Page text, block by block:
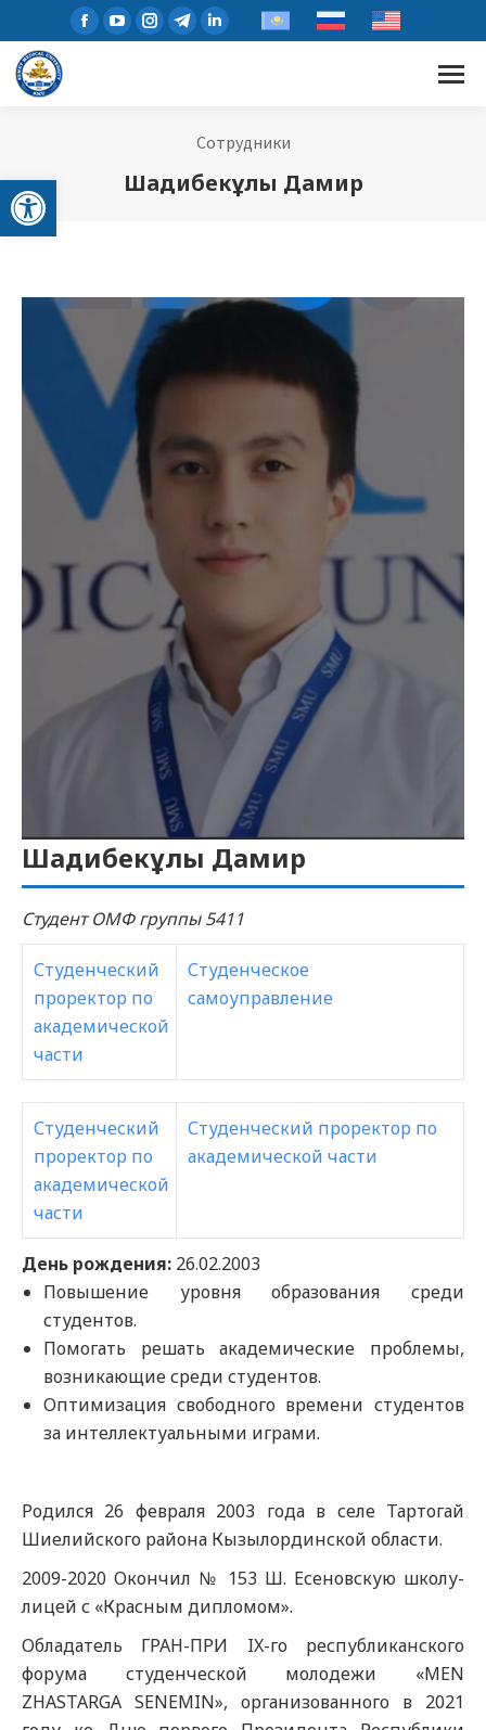
Открыть панель инструментов
Сотрудники
Шадибекұлы Дамир
Шадибекұлы Дамир
Студент ОМФ группы 5411
Студенческий
проректор по
академической
части
Студенческое
самоуправление
Студенческий
проректор по
академической
части
Студенческий проректор по
академической части
День рождения: 26.02.2003
Повышение уровня образования среди
студентов.
Помогать решать академические проблемы,
возникающие среди студентов.
Оптимизация свободного времени студентов
за интеллектуальными играми.
Родился 26 февраля 2003 года в селе Тартогай
Шиелийского района Кызылординской области.
2009-2020 Окончил № 153 Ш. Есеновскую школу-
лицей с «Красным дипломом».
Обладатель ГРАН-ПРИ IX-го республиканского
форума студенческой молодежи «MEN
ZHASTARGA SENEMIN», организованного в 2021